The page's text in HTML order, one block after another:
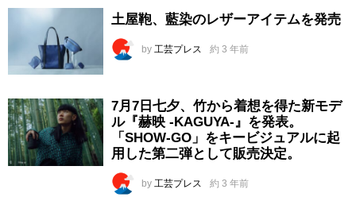
土屋鞄、藍染のレザーアイテムを発売
by 工芸プレス 約 3 年前
7月7日七夕、竹から着想を得た新モデ
ル『赫映 -KAGUYA-』を発表。
「SHOW-GO」をキービジュアルに起
用した第二弾として販売決定。
by 工芸プレス 約 3 年前